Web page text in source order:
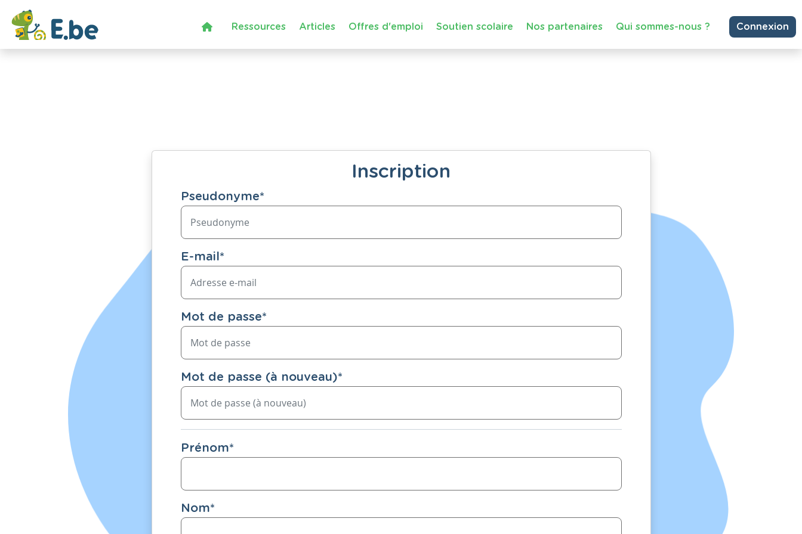
Ressources Articles Offres d'emploi Soutien scolaire Nos partenaires Qui sommes-nous ? Connexion
Inscription
Pseudonyme*
E-mail*
Mot de passe*
Mot de passe (à nouveau)*
Prénom*
Nom*